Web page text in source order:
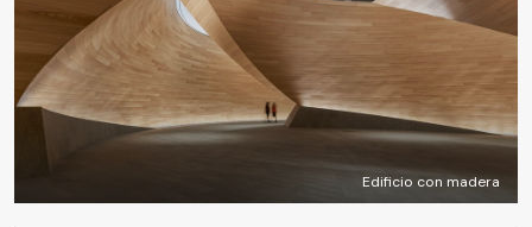
Edificio con madera